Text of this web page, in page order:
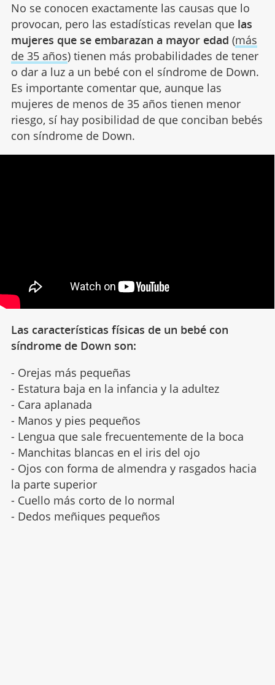
No se conocen exactamente las causas que lo
provocan, pero las estadísticas revelan que las
mujeres que se embarazan a mayor edad (más
de 35 años) tienen más probabilidades de tener
o dar a luz a un bebé con el síndrome de Down.
Es importante comentar que, aunque las
mujeres de menos de 35 años tienen menor
riesgo, sí hay posibilidad de que conciban bebés
con síndrome de Down.
Las características físicas de un bebé con
síndrome de Down son:
- Orejas más pequeñas
- Estatura baja en la infancia y la adultez
- Cara aplanada
- Manos y pies pequeños
- Lengua que sale frecuentemente de la boca
- Manchitas blancas en el iris del ojo
- Ojos con forma de almendra y rasgados hacia
la parte superior
- Cuello más corto de lo normal
- Dedos meñiques pequeños